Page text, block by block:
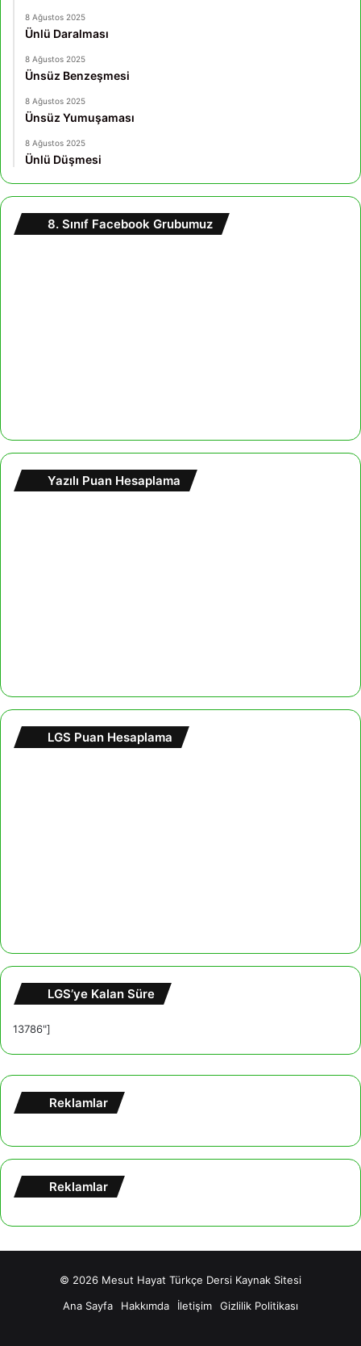
8 Ağustos 2025
Ünlü Daralması
8 Ağustos 2025
Ünsüz Benzeşmesi
8 Ağustos 2025
Ünsüz Yumuşaması
8 Ağustos 2025
Ünlü Düşmesi
8. Sınıf Facebook Grubumuz
Yazılı Puan Hesaplama
LGS Puan Hesaplama
LGS’ye Kalan Süre
13786"]
Reklamlar
Reklamlar
© 2026 Mesut Hayat Türkçe Dersi Kaynak Sitesi
Ana Sayfa
Hakkımda İletişim Gizlilik Politikası